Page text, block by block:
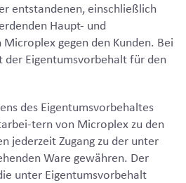
entstandenen, einschließlich
Haupt- und
gegen den Kunden. Bei
der Eigentumsvorbehalt für den
des Eigentumsvorbehaltes
tern von Microplex zu den
jederzeit Zugang zu der unter
Ware gewähren. Der
unter Eigentumsvorbehalt